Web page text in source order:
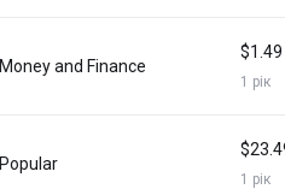
Money and Finance
$1.49
1 рік
Popular
1 рік